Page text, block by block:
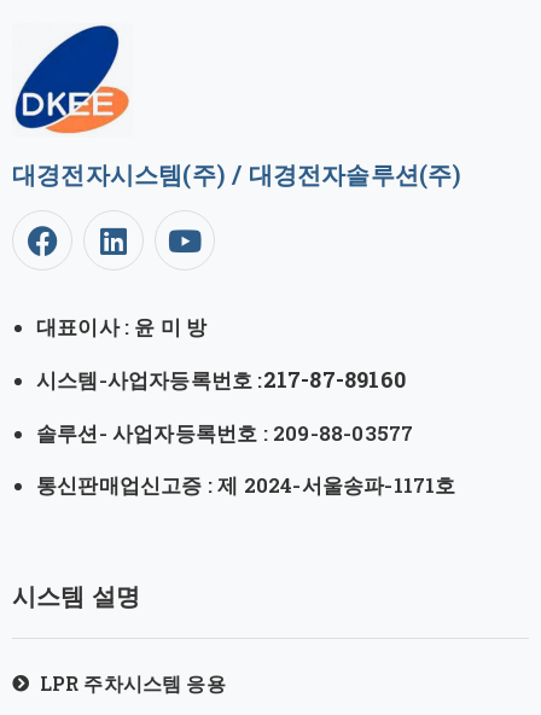
대경전자시스템(주) / 대경전자솔루션(주)
대표이사 : 윤 미 방
시스템-사업자등록번호 :217-87-89160
솔루션- 사업자등록번호 : 209-88-03577
통신판매업신고증 : 제 2024-서울송파-1171호
시스템 설명
LPR 주차시스템 응용